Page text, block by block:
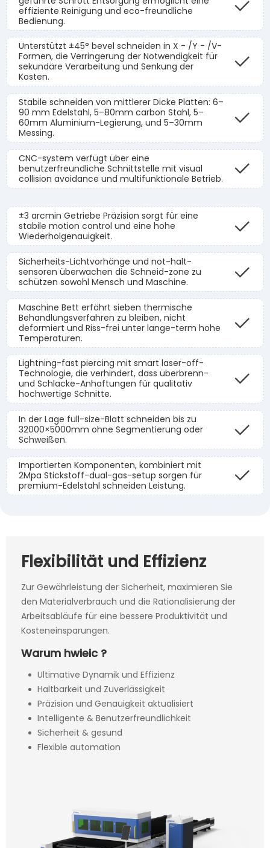
effiziente Reinigung und eco-freundliche
Bedienung.
Unterstützt ±45° bevel schneiden in X - /Y - /V-
Formen, die Verringerung der Notwendigkeit für
sekundäre Verarbeitung und Senkung der
Kosten.
Stabile schneiden von mittlerer Dicke Platten: 6–
90 mm Edelstahl, 5–80mm carbon Stahl, 5–
60mm Aluminium-Legierung, und 5–30mm
Messing.
CNC-system verfügt über eine
benutzerfreundliche Schnittstelle mit visual
collision avoidance und multifunktionale Betrieb.
±3 arcmin Getriebe Präzision sorgt für eine
stabile motion control und eine hohe
Wiederholgenauigkeit.
Sicherheits-Lichtvorhänge und not-halt-
sensoren überwachen die Schneid-zone zu
schützen sowohl Mensch und Maschine.
Maschine Bett erfährt sieben thermische
Behandlungsverfahren zu bleiben, nicht
deformiert und Riss-frei unter lange-term hohe
Temperaturen.
Lightning-fast piercing mit smart laser-off-
Technologie, die verhindert, dass überbrenn-
und Schlacke-Anhaftungen für qualitativ
hochwertige Schnitte.
In der Lage full-size-Blatt schneiden bis zu
32000×5000mm ohne Segmentierung oder
Schweißen.
Importierten Komponenten, kombiniert mit
2Mpa Stickstoff-dual-gas-setup sorgen für
premium-Edelstahl schneiden Leistung.
Flexibilität und Effizienz
Zur Gewährleistung der Sicherheit, maximieren Sie
den Materialverbrauch und die Rationalisierung der
Arbeitsabläufe für eine bessere Produktivität und
Kosteneinsparungen.
Warum hwieic ?
Ultimative Dynamik und Effizienz
Haltbarkeit und Zuverlässigkeit
Präzision und Genauigkeit aktualisiert
Intelligente & Benutzerfreundlichkeit
Sicherheit & gesund
Flexible automation